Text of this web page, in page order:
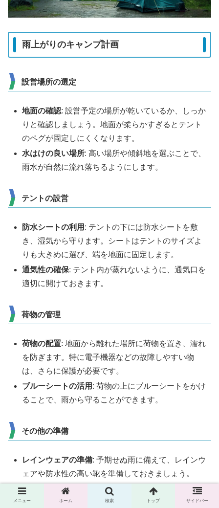
雨上がりのキャンプ計画
設営場所の選定
地面の確認: 設営予定の場所が乾いているか、しっか
りと確認しましょう。地面が柔らかすぎるとテント
のペグが固定しにくくなります。
水はけの良い場所: 高い場所や傾斜地を選ぶことで、
雨水が自然に流れ落ちるようにします。
テントの設営
防水シートの利用 : テントの下には防水シートを敷
き、湿気から守ります。シートはテントのサイズよ
りも大きめに選び、端を地面に固定します。
通気性の確保: テント内が蒸れないように、通気口を
適切に開けておきます。
荷物の管理
荷物の配置: 地面から離れた場所に荷物を置き、濡れ
を防ぎます。特に電子機器などの故障しやすい物
は、さらに保護が必要です。
ブルーシートの活用 : 荷物の上にブルーシートをかけ
ることで、雨から守ることができます。
その他の準備
レインウェアの準備: 予期せぬ雨に備えて、レインウ
ェアや防水性の高い靴を準備しておきましょう。
予備のシート: 追加のブルーシートやタープを持参す
ると、急な雨にも対応できます。
メニュー ホーム 検索 トップ サイドバー